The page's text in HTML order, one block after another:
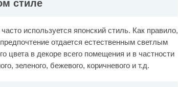
стиле
используется японский стиль. Как правило,
отдается естественным светлым
цвета в декоре всего помещения и в частности
зеленого, бежевого, коричневого и т.д.